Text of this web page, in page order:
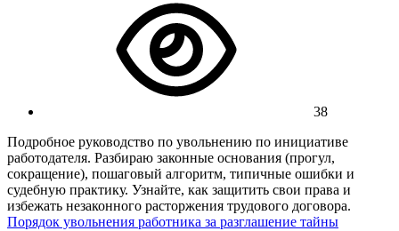
38
Подробное руководство по увольнению по инициативе
работодателя. Разбираю законные основания (прогул,
сокращение), пошаговый алгоритм, типичные ошибки и
судебную практику. Узнайте, как защитить свои права и
избежать незаконного расторжения трудового договора.
Порядок увольнения работника за разглашение тайны